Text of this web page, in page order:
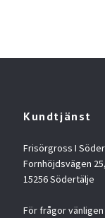
Kundtjänst
Frisörgross I
Fornhöjdsvägen 25,
15256 Södertälje
För frågor